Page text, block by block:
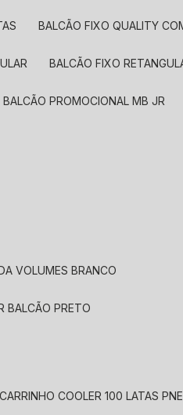
BALCÃO FIXO QUALITY
BALCÃO FIXO
BALCÃO PROMOCIONAL MB JR
VOLUMES BRANCO
BALCÃO PRETO
CARRINHO COOLER 100 LATAS